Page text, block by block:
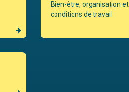
Bien-être, organisation et
conditions de travail